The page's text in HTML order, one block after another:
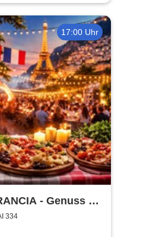
17:00 Uhr
- Genuss &
334